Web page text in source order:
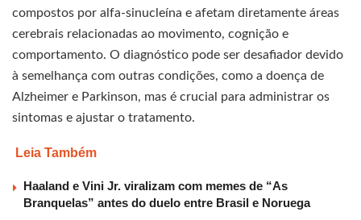
compostos por alfa-sinucleína e afetam diretamente áreas
cerebrais relacionadas ao movimento, cognição e
comportamento. O diagnóstico pode ser desafiador devido
à semelhança com outras condições, como a doença de
Alzheimer e Parkinson, mas é crucial para administrar os
sintomas e ajustar o tratamento.
Leia Também
Haaland e Vini Jr. viralizam com memes de “As
Branquelas” antes do duelo entre Brasil e Noruega